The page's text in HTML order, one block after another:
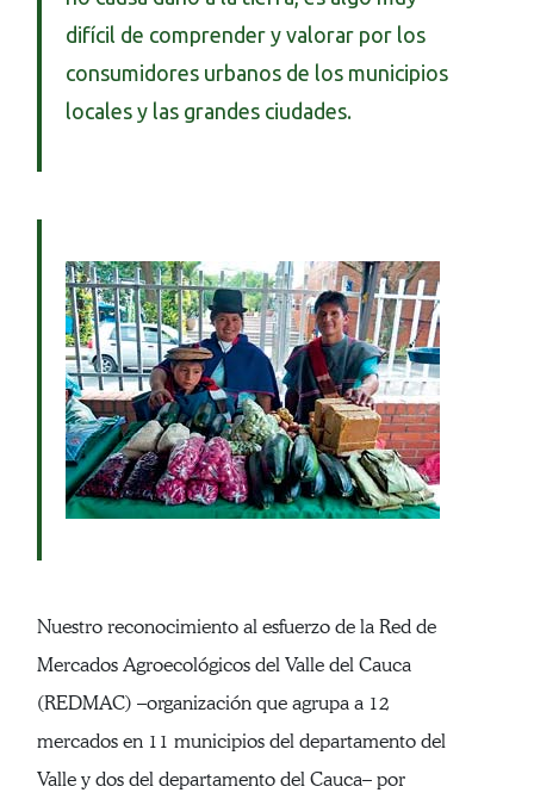
difícil de comprender y valorar por los
consumidores urbanos de los municipios
locales y las grandes ciudades.
Nuestro reconocimiento al esfuerzo de la Red de
Mercados Agroecológicos del Valle del Cauca
(REDMAC) –organización que agrupa a 12
mercados en 11 municipios del departamento del
Valle y dos del departamento del Cauca– por